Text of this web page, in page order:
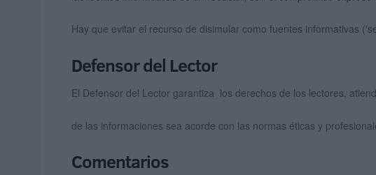
Hay que evitar el recurso de disimular como fuentes informativas
Defensor del Lector
El Defensor del Lector garantiza los derechos de los lectores,
de las informaciones sea acorde con las normas éticas y
Comentarios